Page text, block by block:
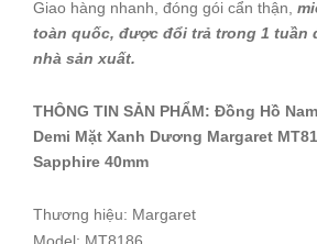
Giao hàng nhanh, đóng gói cẩn thận,
toàn quốc, được đổi trả trong 1 tuần
nhà sản xuất.
THÔNG TIN SẢN PHẨM: Đồng Hồ
Demi Mặt Xanh Dương Margaret
Sapphire 40mm
Thương hiệu: Margaret